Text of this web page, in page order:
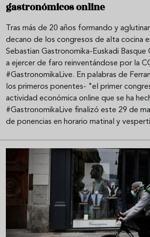
gastronómicos online
Tras más de 20 años formando y
decano de los congresos de alta cocina
Sebastian Gastronomika-Euskadi Basque
a ejercer de faro reinventándose por la
#GastronomikaLive. En palabras de
los primeros ponentes- "el primer
actividad económica online que se ha
#GastronomikaLive finalizó este 29 de
de ponencias en horario matinal y